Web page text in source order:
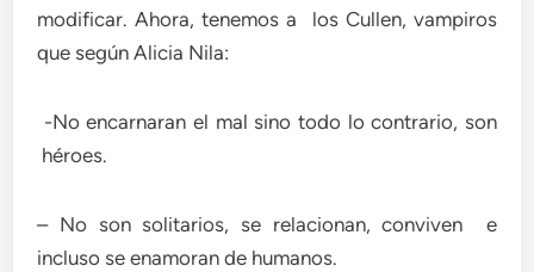
modificar. Ahora, tenemos a los Cullen, vampiros
que según Alicia Nila:
-No encarnaran el mal sino todo lo contrario, son
héroes.
– No son solitarios, se relacionan, conviven e
incluso se enamoran de humanos.